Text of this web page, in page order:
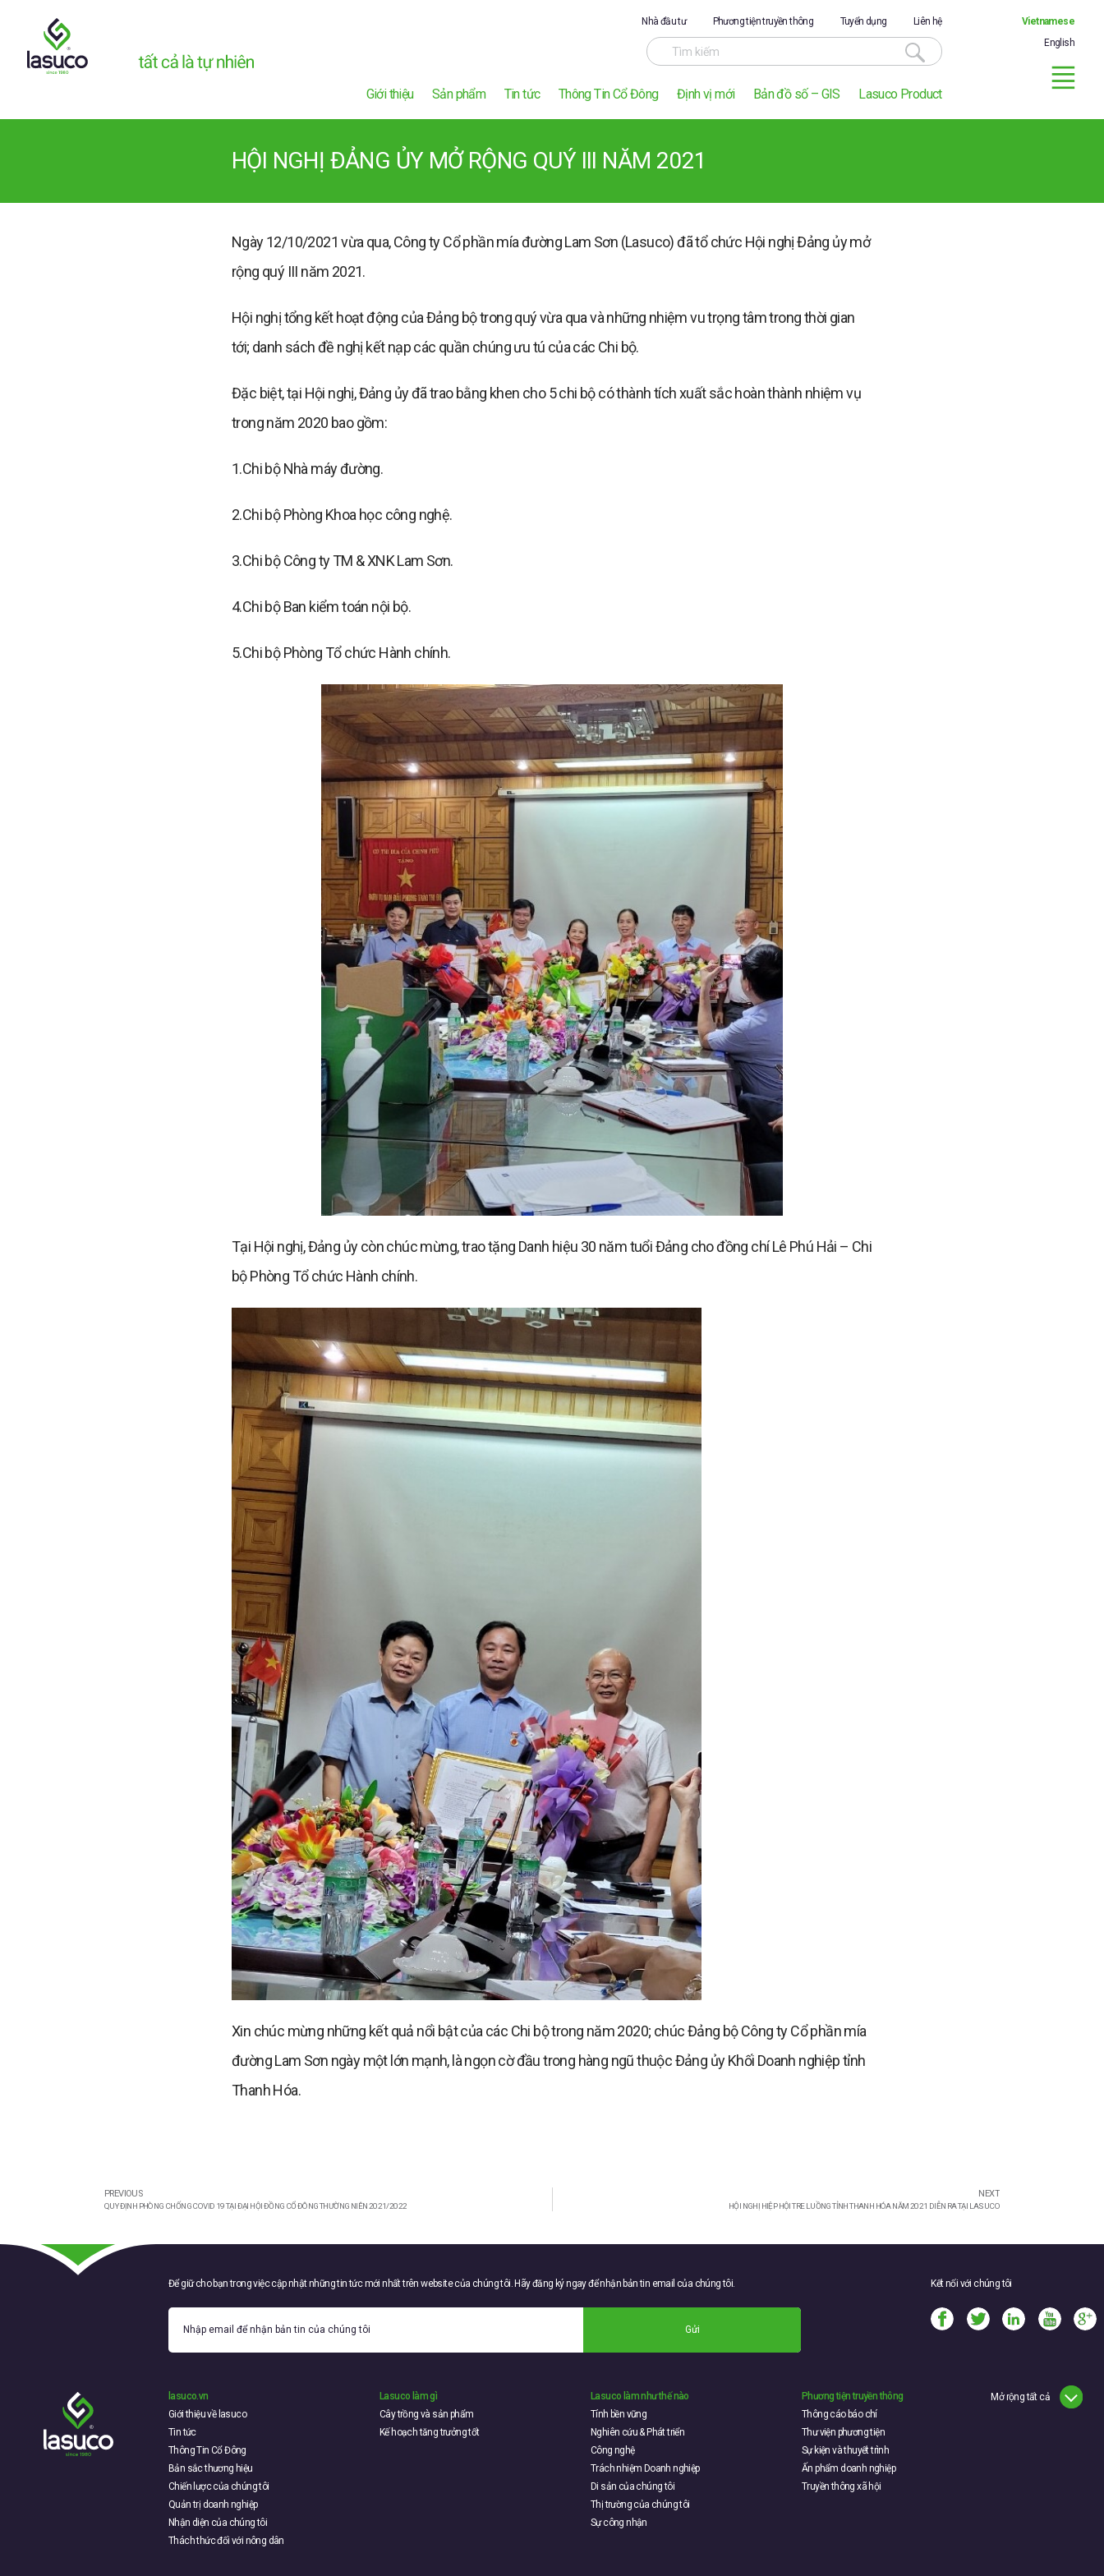
Nhà đầu tư Phương tiện truyền thông Tuyển dụng Liên hệ
Giới thiệu Sản phẩm Tin tức Thông Tin Cổ Đông Định vị mới Bản đồ số – GIS Lasuco Product
Vietnamese
English
HỘI NGHỊ ĐẢNG ỦY MỞ RỘNG QUÝ III NĂM 2021
Ngày 12/10/2021 vừa qua, Công ty Cổ phần mía đường Lam Sơn (Lasuco) đã tổ chức Hội nghị Đảng ủy mở
rộng quý III năm 2021.
Hội nghị tổng kết hoạt động của Đảng bộ trong quý vừa qua và những nhiệm vu trọng tâm trong thời gian
tới; danh sách đề nghị kết nạp các quần chúng ưu tú của các Chi bộ.
Đặc biệt, tại Hội nghị, Đảng ủy đã trao bằng khen cho 5 chi bộ có thành tích xuất sắc hoàn thành nhiệm vụ
trong năm 2020 bao gồm:
1.Chi bộ Nhà máy đường.
2.Chi bộ Phòng Khoa học công nghệ.
3.Chi bộ Công ty TM & XNK Lam Sơn.
4.Chi bộ Ban kiểm toán nội bộ.
5.Chi bộ Phòng Tổ chức Hành chính.
Tại Hội nghị, Đảng ủy còn chúc mừng, trao tặng Danh hiệu 30 năm tuổi Đảng cho đồng chí Lê Phú Hải – Chi
bộ Phòng Tổ chức Hành chính.
Xin chúc mừng những kết quả nổi bật của các Chi bộ trong năm 2020; chúc Đảng bộ Công ty Cổ phần mía
đường Lam Sơn ngày một lớn mạnh, là ngọn cờ đầu trong hàng ngũ thuộc Đảng ủy Khối Doanh nghiệp tỉnh
Thanh Hóa.
PREVIOUS
QUY ĐỊNH PHÒNG CHỐNG COVID 19 TẠI ĐẠI HỘI ĐỒNG CỔ ĐÔNG THƯỜNG NIÊN 2021/2022
NEXT
HỘI NGHỊ HIỆP HỘI TRE LUỒNG TỈNH THANH HÓA NĂM 2021 DIỄN RA TẠI LASUCO
Để giữ cho bạn trong việc cập nhật những tin tức mới nhất trên website của chúng tôi. Hãy đăng ký ngay để nhận bản tin email của chúng tôi.
Gửi
Kết nối với chúng tôi
lasuco.vn
Giới thiệu về lasuco
Tin tức
Thông Tin Cổ Đông
Bản sắc thương hiệu
Chiến lược của chúng tôi
Quản trị doanh nghiệp
Nhận diện của chúng tôi
Thách thức đối với nông dân
Lasuco làm gì
Cây trồng và sản phẩm
Kế hoạch tăng trưởng tốt
Lasuco làm như thế nào
Tính bền vững
Nghiên cứu & Phát triển
Công nghệ
Trách nhiệm Doanh nghiệp
Di sản của chúng tôi
Thị trường của chúng tôi
Sự công nhận
Phương tiện truyền thông
Thông cáo báo chí
Thư viện phương tiện
Sự kiện và thuyết trình
Ấn phẩm doanh nghiệp
Truyền thông xã hội
Mở rộng tất cả